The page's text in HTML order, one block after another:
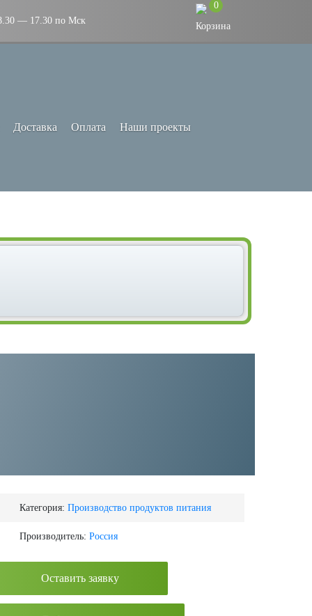
— 17.30 по Мск
0
Доставка Оплата Наши проекты
Категория: Производство продуктов питания
Производитель: Россия
Оставить заявку